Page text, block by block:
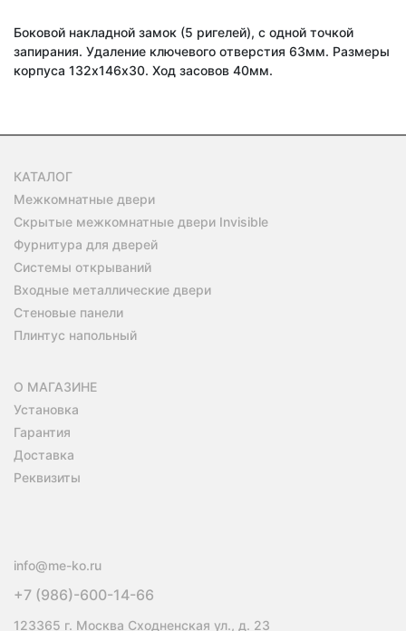
Боковой накладной замок (5 ригелей), с одной точкой
запирания. Удаление ключевого отверстия 63мм. Размеры
корпуса 132х146х30. Ход засовов 40мм.
КАТАЛОГ
Межкомнатные двери
Скрытые межкомнатные двери Invisible
Фурнитура для дверей
Системы открываний
Входные металлические двери
Стеновые панели
Плинтус напольный
О МАГАЗИНЕ
Установка
Гарантия
Доставка
Реквизиты
info@me-ko.ru
+7 (986)-600-14-66
123365 г. Москва Сходненская ул., д. 23